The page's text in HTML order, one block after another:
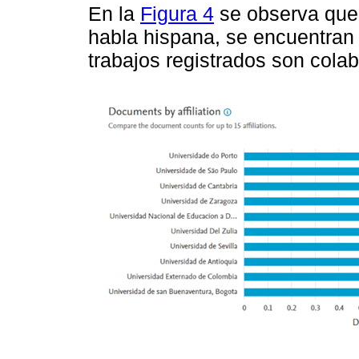
En la Figura 4 se observa
habla hispana, se
trabajos registrados son